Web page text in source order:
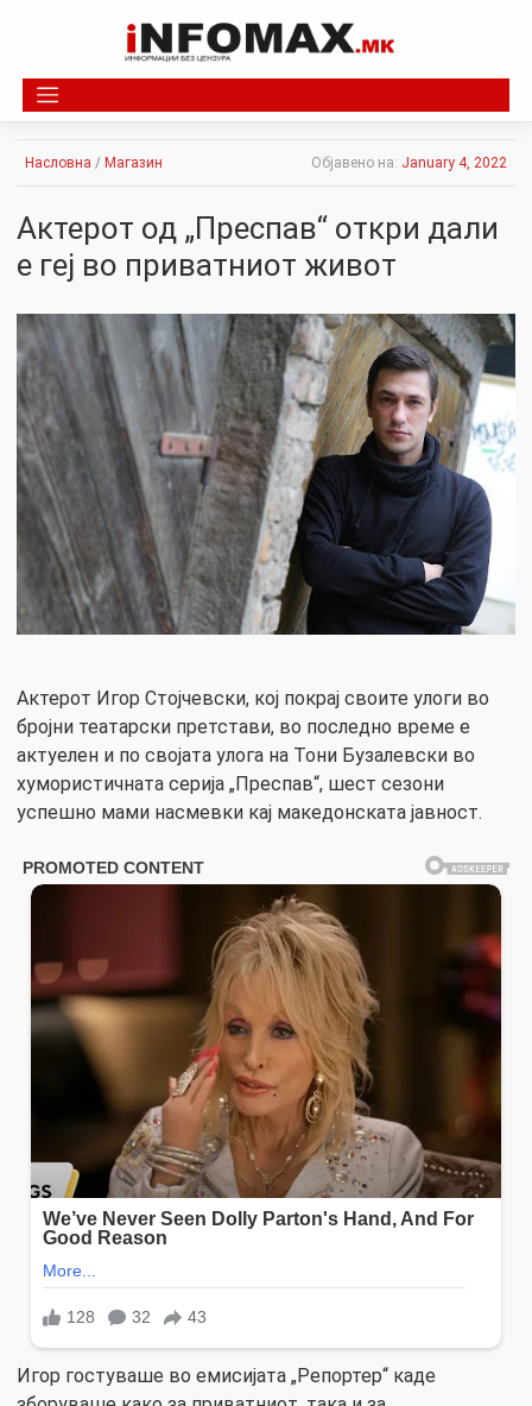
Насловна / Магазин Објавено на: January 4, 2022
Актерот од „Преспав“ откри дали
е геј во приватниот живот
Актерот Игор Стојчевски, кој покрај своите улоги во
бројни театарски претстави, во последно време е
актуелен и по својата улога на Тони Бузалевски во
хумористичната серија „Преспав“, шест сезони
успешно мами насмевки кај македонската јавност.
Игор гостуваше во емисијата „Репортер“ каде